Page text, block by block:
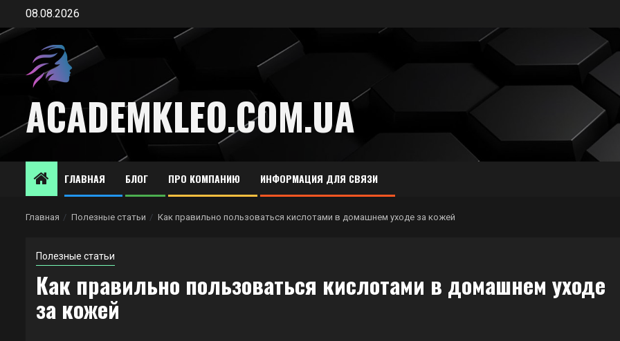
Перейти08.08.2026
ACADEMKLEO.COM.UA
ГЛАВНАЯ БЛОГ ПРО КОМПАНИЮ ИНФОРМАЦИЯ ДЛЯ СВЯЗИ
Главная Полезные статьи Как правильно пользоваться кислотами в домашнем уходе за кожей
Полезные статьи
Как правильно пользоваться кислотами в домашнем уходе
за кожей